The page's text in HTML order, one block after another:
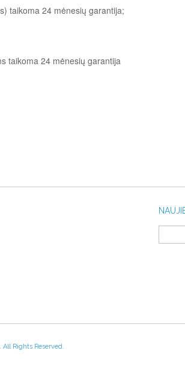
taikoma 24 mėnesių garantija;
taikoma 24 mėnesių garantija
Rights Reserved.